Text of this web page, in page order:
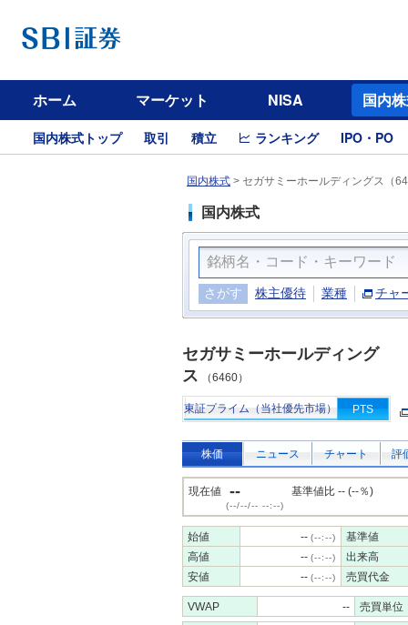
ホーム マーケット NISA 国内
国内株式トップ 取引 積立 ランキング IPO・PO
国内株式 > セガサミーホールディングス（
国内株式
さがす 株主優待 業種 チャ
セガサミーホールディング
ス （6460）
東証プライム（当社優先市場） PTS
株価 ニュース チャート 評
現在値 --
(--/--/-- --:--)
基準値比 -- (--％)
始値 -- (--:--)
基準値
高値
-- (--:--)
出来高
安値
-- (--:--) 売買代金
VWAP -- 売買単位